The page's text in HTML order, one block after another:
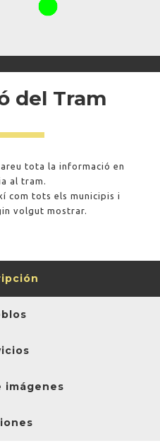
del Tram
tota la informació en
al tram.
com tots els municipis i
volgut mostrar.
imágenes